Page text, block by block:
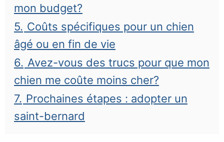
mon budget?
5. Coûts spécifiques pour un chien
âgé ou en fin de vie
6. Avez-vous des trucs pour que mon
chien me coûte moins cher?
7. Prochaines étapes : adopter un
saint-bernard